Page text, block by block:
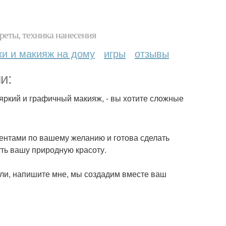
техника нанесения
и макияж на дому игры отзывы
и графичный макияж, - вы хотите сложные
по вашему желанию и готова сделать
вашу природную красоту.
напишите мне, мы создадим вместе ваш